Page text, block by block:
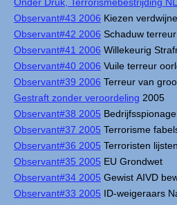
Observant#43 2006 Kiezen
Observant#42 2006 Schaduw terreur
Observant#41 2006 Willekeurig
Observant#40 2006 Vuile terreur
Observant#39 2006 Terreur van
Gestraft zonder veroordeling 2005
Observant#38 2005
Observant#37 2005 Terrorisme
Observant#36 2005 Terroristen lijsten
Observant#35 2005 EU Grondwet
Observant#34 2005 Gewist AIVD
Observant#33 2005 ID-weigeraars